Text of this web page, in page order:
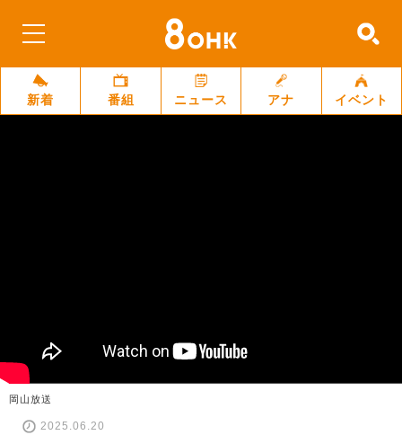
新着 番組 ニュース アナ イベント
岡山放送
2025.06.20